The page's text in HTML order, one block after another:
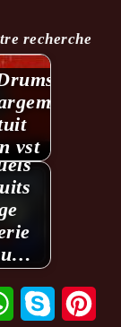
recherche
vst
WhatsAppSkype